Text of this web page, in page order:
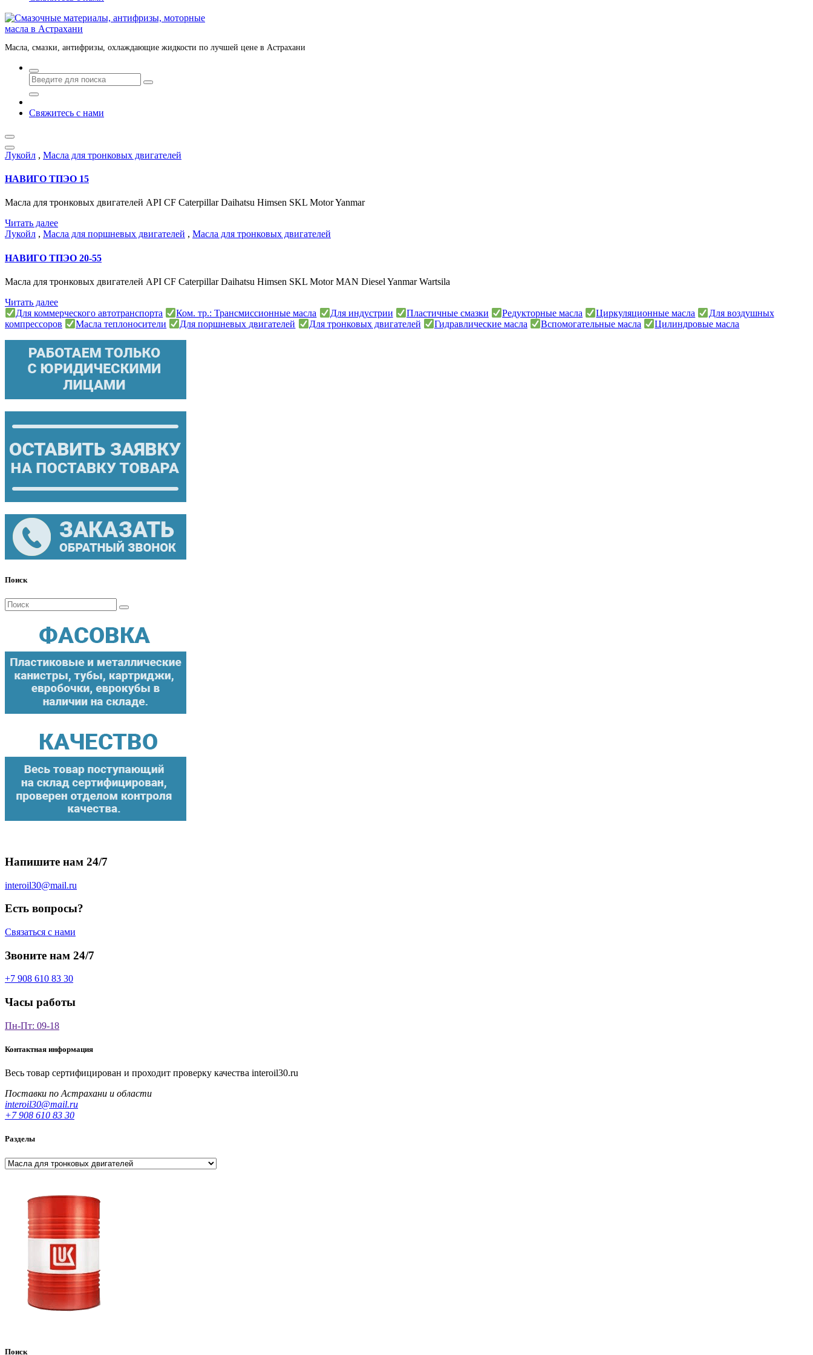
Масла, смазки, антифризы, охлаждающие жидкости по лучшей цене в Астрахани
Свяжитесь с нами
Лукойл , Масла для тронковых двигателей
НАВИГО ТПЭО 15
Масла для тронковых двигателей API CF Caterpillar Daihatsu Himsen SKL Motor Yanmar
Читать далее
Лукойл , Масла для поршневых двигателей , Масла для тронковых двигателей
НАВИГО ТПЭО 20-55
Масла для тронковых двигателей API CF Caterpillar Daihatsu Himsen SKL Motor MAN Diesel Yanmar Wartsila
Читать далее
Для коммерческого автотранспорта
Ком. тр.: Трансмиссионные масла Для индустрии Пластичные смазки Редукторные масла Циркуляционные масла
Для воздушных
компрессоров
Масла теплоносители Для поршневых двигателей Для тронковых двигателей Гидравлические масла Вспомогательные масла Цилиндровые масла
Поиск
Поиск
для:
Напишите нам 24/7
interoil30@mail.ru
Есть вопросы?
Связаться с нами
Звоните нам 24/7
+7 908 610 83 30
Часы работы
Пн-Пт: 09-18
Контактная информация
Весь товар сертифицирован и проходит проверку качества interoil30.ru
Поставки по Астрахани и области
interoil30@mail.ru
+7 908 610 83 30
Разделы
Разделы
Поиск